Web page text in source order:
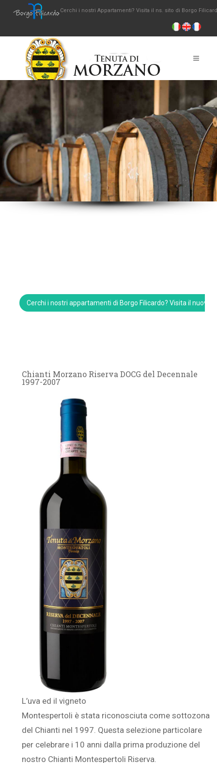
Cerchi i nostri Appartamenti? Visita il ns. sito di Borgo
Cerchi i nostri appartamenti di Borgo Filicardo? Visita il nuovo
Chianti Morzano Riserva DOCG del Decennale
1997-2007
L’uva ed il vigneto
Montespertoli è stata riconosciuta come sottozona
del Chianti nel 1997. Questa selezione particolare
per celebrare i 10 anni dalla prima produzione del
nostro Chianti Montespertoli Riserva.